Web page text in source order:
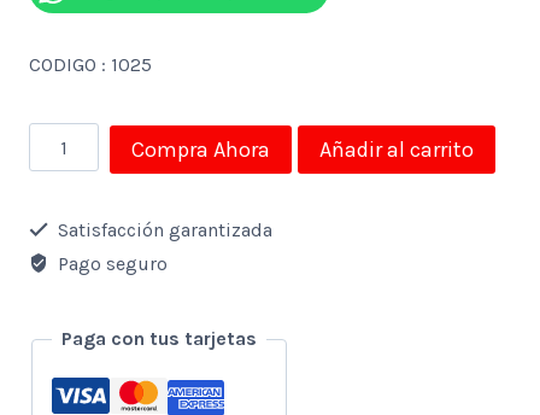
CODIGO : 1025
Ganchos
para
colgar
cantidad
Compra Ahora Añadir al carrito
Satisfacción garantizada
Pago seguro
Paga con tus tarjetas